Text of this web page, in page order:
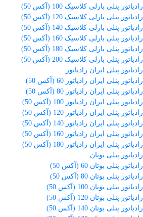
رادیاتور پنلی بارلی کلاسیک 100 (آکس 50)
رادیاتور پنلی بارلی کلاسیک 120 (آکس 50)
رادیاتور پنلی بارلی کلاسیک 140 (آکس 50)
رادیاتور پنلی بارلی کلاسیک 160 (آکس 50)
رادیاتور پنلی بارلی کلاسیک 180 (آکس 50)
رادیاتور پنلی بارلی کلاسیک 200 (آکس 50)
رادیاتور پنلی ایران رادیاتور
رادیاتور پنلی ایران رادیاتور 60 (آکس 50)
رادیاتور پنلی ایران رادیاتور 80 (آکس 50)
رادیاتور پنلی ایران رادیاتور 100 (آکس 50)
رادیاتور پنلی ایران رادیاتور 120 (آکس 50)
رادیاتور پنلی ایران رادیاتور 140 (آکس 50)
رادیاتور پنلی ایران رادیاتور 160 (آکس 50)
رادیاتور پنلی ایران رادیاتور 180 (آکس 50)
رادیاتور پنلی بوتان
رادیاتور پنلی بوتان 60 (آکس 50)
رادیاتور پنلی بوتان 80 (آکس 50)
رادیاتور پنلی بوتان 100 (آکس 50)
رادیاتور پنلی بوتان 120 (آکس 50)
رادیاتور پنلی بوتان 140 (آکس 50)